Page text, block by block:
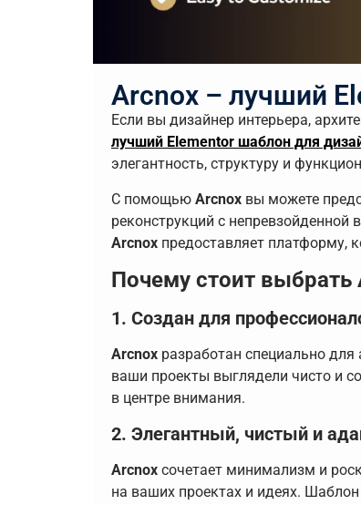
Arcnox – лучший
Если вы дизайнер интерьера,
лучший Elementor шаблон для
элегантность, структуру и
С помощью Arcnox вы можете
реконструкций с
Arcnox предоставляет платформу,
Почему стоит выбрать
1. Создан для
Arcnox разработан специально
ваши проекты выглядели чисто и
в центре внимания.
2. Элегантный, чистый и
Arcnox сочетает минимализм и
на ваших проектах и идеях.